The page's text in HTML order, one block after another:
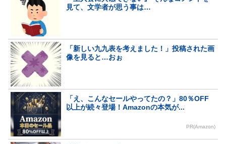
見て、文学者が思う事は…
「新しい九九表を考えました！」投稿された画
像を見ると…おぉ
「え、こんなセールやってたの？」80％OFF
以上が続々登場！Amazonの本気が...
PR(Amazon)